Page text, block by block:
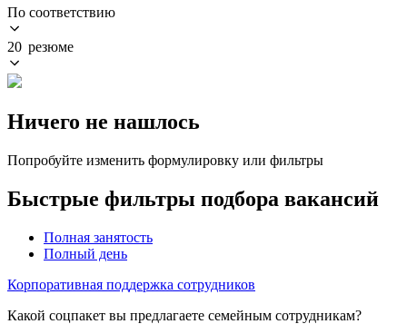
По соответствию
20 резюме
Ничего не нашлось
Попробуйте изменить формулировку или фильтры
Быстрые фильтры подбора вакансий
Полная занятость
Полный день
Корпоративная поддержка сотрудников
Какой соцпакет вы предлагаете семейным сотрудникам?